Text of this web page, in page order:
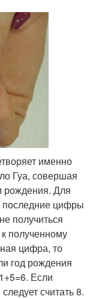
именно
Гуа, совершая
рождения. Для
последние цифры
получиться
полученному
цифра, то
год рождения
Если
считать 8.